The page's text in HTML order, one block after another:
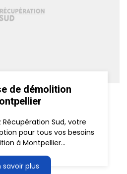
de démolition
Sud, votre
pour tous vos besoins
à Montpellier...
savoir plus